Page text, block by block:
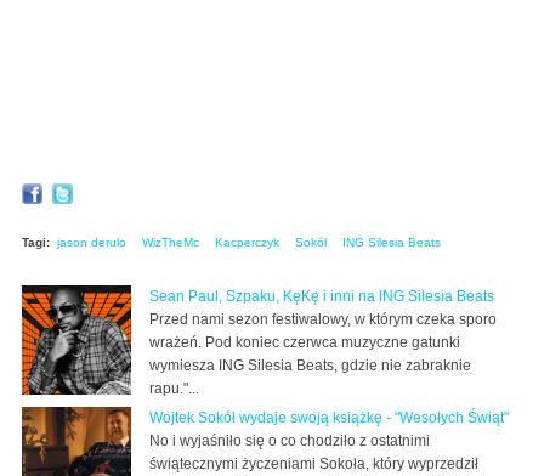
Tagi: jason derulo WizTheMc Kacperczyk Sokół ING Silesia Beats
Sean Paul, Szpaku, KęKę i inni na ING Silesia Beats
Przed nami sezon festiwalowy, w którym czeka sporo
wrażeń. Pod koniec czerwca muzyczne gatunki
wymiesza ING Silesia Beats, gdzie nie zabraknie
rapu."...
Wojtek Sokół wydaje swoją książkę - "Wesołych Świąt"
No i wyjaśniło się o co chodziło z ostatnimi
świątecznymi życzeniami Sokoła, który wyprzedził